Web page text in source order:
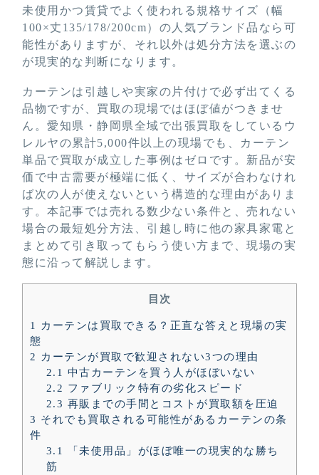
未使用かつ賃貸でよく使われる規格サイズ（幅
100×丈135/178/200cm）の人気ブランド品なら可
能性がありますが、それ以外は処分方法を選ぶの
が現実的な判断になります。
カーテンは引越しや実家の片付けで必ず出てくる
品物ですが、買取の現場ではほぼ値がつきませ
ん。愛知県・静岡県全域で出張買取をしているウ
レルヤの累計5,000件以上の現場でも、カーテン
単品で買取が成立した事例はゼロです。新品が安
価で中古需要が極端に低く、サイズが合わなけれ
ば次の人が使えないという構造的な理由がありま
す。本記事では売れる数少ない条件と、売れない
場合の最短処分方法、引越し時に他の家具家電と
まとめて引き取ってもらう使い方まで、現場の実
態に沿って解説します。
目次
1
カーテンは買取できる？正直な答えと現場の実
態
2 カーテンが買取で歓迎されない3つの理由
2.1 中古カーテンを買う人がほぼいない
2.2 ファブリック特有の劣化スピード
2.3 再販までの手間とコストが買取額を圧迫
3 それでも買取される可能性があるカーテンの条
件
3.1
「未使用品」がほぼ唯一の現実的な勝ち
筋